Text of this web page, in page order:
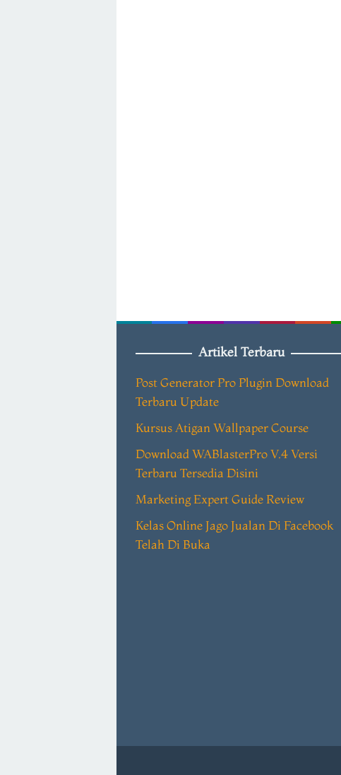
Artikel Terbaru
Post Generator Pro Plugin Download
Terbaru Update
Kursus Atigan Wallpaper Course
Download WABlasterPro V.4 Versi
Terbaru Tersedia Disini
Marketing Expert Guide Review
Kelas Online Jago Jualan Di Facebook
Telah Di Buka